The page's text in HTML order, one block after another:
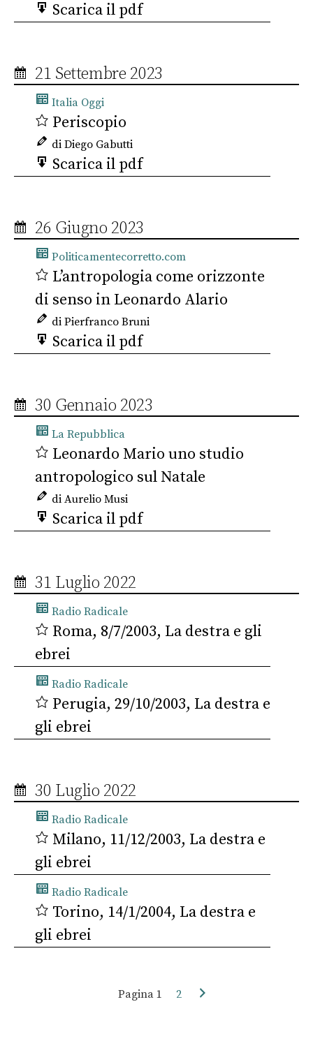
Scarica il pdf
21 Settembre 2023
Italia Oggi
Periscopio
di Diego Gabutti
Scarica il pdf
26 Giugno 2023
Politicamentecorretto.com
L’antropologia come orizzonte
di senso in Leonardo Alario
di Pierfranco Bruni
Scarica il pdf
30 Gennaio 2023
La Repubblica
Leonardo Mario uno studio
antropologico sul Natale
di Aurelio Musi
Scarica il pdf
31 Luglio 2022
Radio Radicale
Roma, 8/7/2003, La destra e gli
ebrei
Radio Radicale
Perugia, 29/10/2003, La destra e
gli ebrei
30 Luglio 2022
Radio Radicale
Milano, 11/12/2003, La destra e
gli ebrei
Radio Radicale
Torino, 14/1/2004, La destra e
gli ebrei
Pagina 1 2